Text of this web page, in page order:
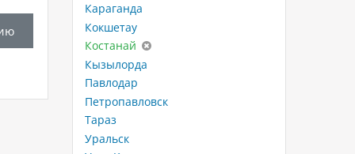
Караганда
Кокшетау
Костанай
Кызылорда
Павлодар
Петропавловск
Тараз
Уральск